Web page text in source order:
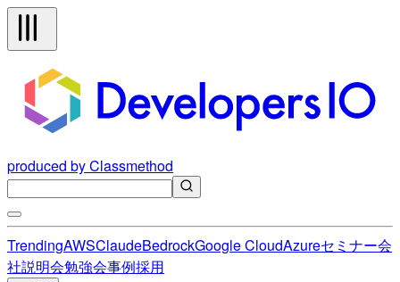
produced by Classmethod
TrendingAWSClaudeBedrockGoogle CloudAzureセミナー会
社説明会勉強会事例採用